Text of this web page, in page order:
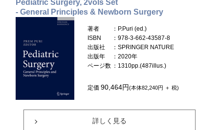
Pediatric Surgery, 2vols Set
- General Principles & Newborn Surgery
著者
：P.Puri (ed.)
ISBN
：978-3-662-43587-8
出版社
：SPRINGER NATURE
出版年
：2020年
ページ数 ：1310pp.(487illus.)
定価90,464円(本体82,240円 ＋ 税)
詳しく見る